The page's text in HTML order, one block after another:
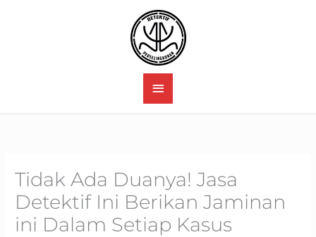
MAIN
Tidak Ada Duanya! Jasa
Detektif Ini Berikan Jaminan
ini Dalam Setiap Kasus